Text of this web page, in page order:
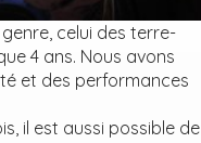
celui des terre-
4 ans. Nous avons
et des performances
il est aussi possible de